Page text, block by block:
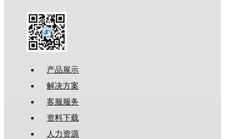
产品展示
解决方案
客服服务
资料下载
人力资源